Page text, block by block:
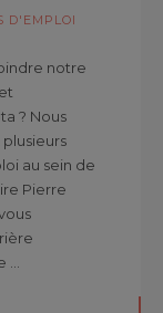
D'EMPLOI
notre
? Nous
au sein de
Pierre
…